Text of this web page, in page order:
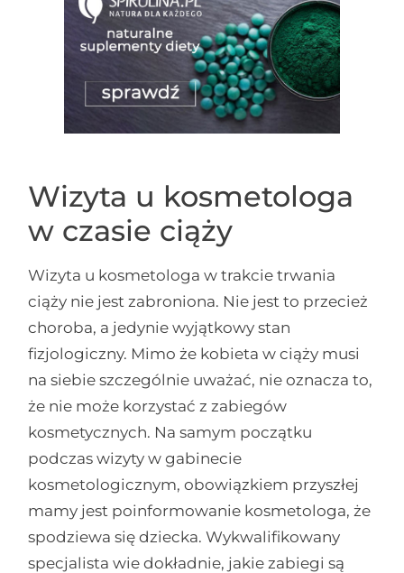
Wizyta u kosmetologa
w czasie ciąży
Wizyta u kosmetologa w trakcie trwania
ciąży nie jest zabroniona. Nie jest to przecież
choroba, a jedynie wyjątkowy stan
fizjologiczny. Mimo że kobieta w ciąży musi
na siebie szczególnie uważać, nie oznacza to,
że nie może korzystać z zabiegów
kosmetycznych. Na samym początku
podczas wizyty w gabinecie
kosmetologicznym, obowiązkiem przyszłej
mamy jest poinformowanie kosmetologa, że
spodziewa się dziecka. Wykwalifikowany
specjalista wie dokładnie, jakie zabiegi są